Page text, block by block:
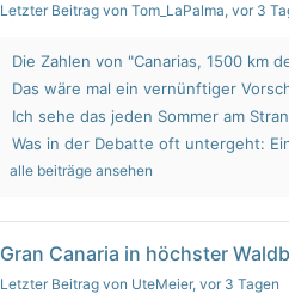
Letzter Beitrag von Tom_LaPalma, vor 3
Die Zahlen von "Canarias, 1500 km
Das wäre mal ein vernünftiger
Ich sehe das jeden Sommer am
Was in der Debatte oft untergeht:
alle beiträge ansehen
Gran Canaria in höchster
Letzter Beitrag von UteMeier, vor 3 Tagen